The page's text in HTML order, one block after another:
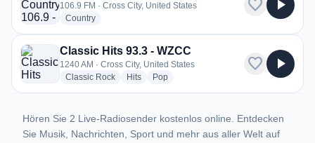
106.9 FM · Cross City, United States
Countryradio stations
favorite play_arrow
Classic Hits 93.3 - WZCC
1240 AM · Cross City, United States
Classic Rockradio stations
Hitsradio stations
Popradio stations
favorite play_arrow
Hören Sie 2 Live-Radiosender kostenlos online. Entdecken
Sie Musik, Nachrichten, Sport und mehr aus aller Welt auf